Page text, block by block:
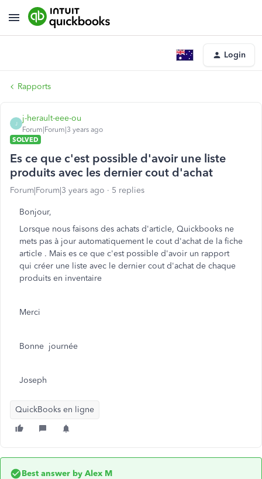
Login
Rapports
J
j-herault-eee-ou
Forum|Forum|3 years ago
SOLVED
Es ce que c'est possible d'avoir une liste
produits avec les dernier cout d'achat
Forum|Forum|3 years ago 5 replies
Bonjour,
Lorsque nous faisons des achats d'article, Quickbooks ne
mets pas à jour automatiquement le cout d'achat de la fiche
article . Mais es ce que c'est possible d'avoir un rapport
qui créer une liste avec le dernier cout d'achat de chaque
produits en inventaire
Merci
Bonne journée
Joseph
QuickBooks en ligne
Best answer by Alex M